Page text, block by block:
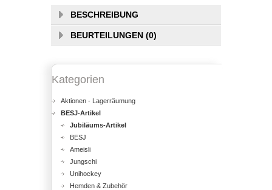
BESCHREIBUNG
BEURTEILUNGEN (0)
Kategorien
Aktionen - Lagerräumung
BESJ-Artikel
Jubiläums-Artikel
BESJ
Ameisli
Jungschi
Unihockey
Hemden & Zubehör